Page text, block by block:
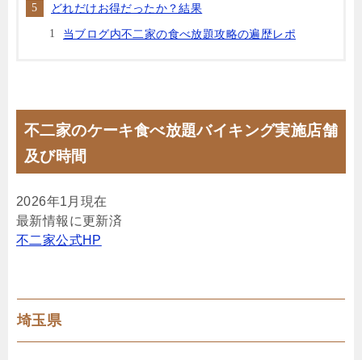
どれだけお得だったか？結果
当ブログ内不二家の食べ放題攻略の遍歴レポ
不二家のケーキ食べ放題バイキング実施店舗
及び時間
2026年1月現在
最新情報に更新済
不二家公式HP
埼玉県